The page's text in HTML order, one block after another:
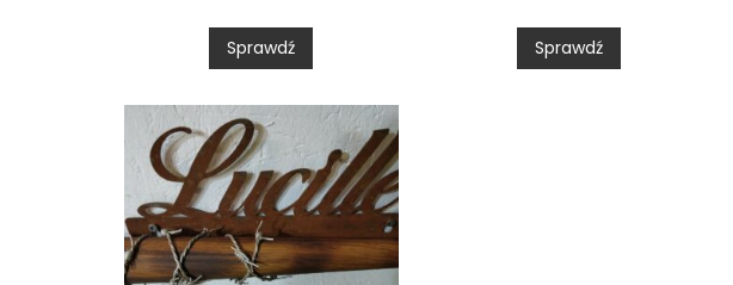
0
o
u
t
Sprawdź
0
o
u
t
Sprawdź